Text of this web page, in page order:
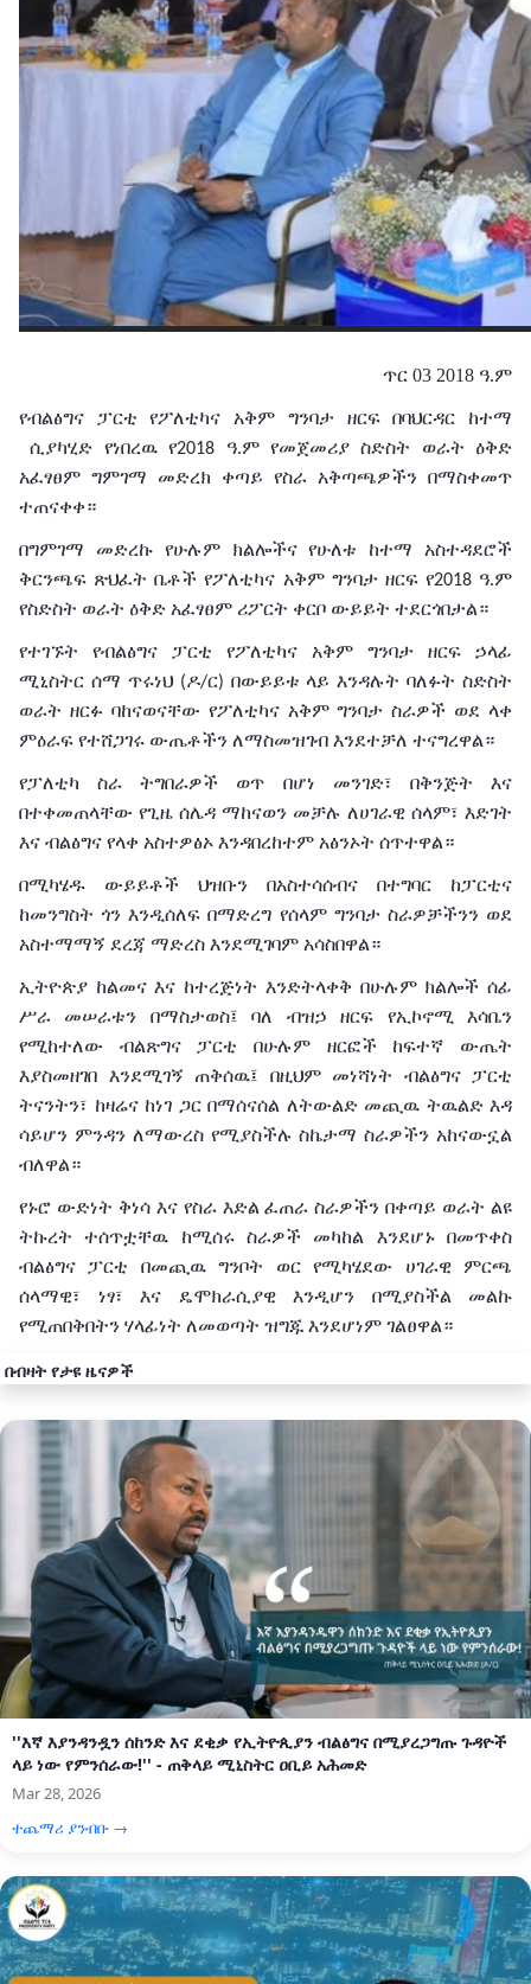
ጥር 03 2018 ዓ.ም
የብልፅግና ፓርቲ የፖለቲካና አቅም ግንባታ ዘርፍ በባህርዳር
ከተማ
ሲያካሂድ የነበረዉ የ2018 ዓ.ም የመጀመሪያ ስድስት ወራት
ዕቅድ
አፈፃፀም ግምገማ መድረክ ቀጣይ የስራ አቅጣጫዎችን በማስቀመጥ
ተጠናቀቀ።
በግምገማ መድረኩ የሁሉም ክልሎችና የሁለቱ ከተማ
አስተዳደሮች
ቅርንጫፍ ጽህፈት ቤቶች የፖለቲካና አቅም ግንባታ ዘርፍ የ2018 ዓ.ም
የስድስት ወራት ዕቅድ አፈፃፀም ሪፖርት ቀርቦ ውይይት ተደርጎበታል።
የተገኙት የብልፅግና ፓርቲ የፖለቲካና አቅም ግንባታ ዘርፍ
ኃላፊ
ሚኒስትር ሰማ ጥሩነህ(ዶ/ር) በውይይቱ ላይ እንዳሉትባለፉት ስድስት
ወራት ዘርፉ ባከናወናቸው የፖለቲካና አቅም ግንባታ ስራዎች ወደ ላቀ
ምዕራፍ የተሸጋገሩ ውጤቶችን ለማስመዝገብ እንደተቻለ ተናግረዋል።
የፓለቲካ ስራ ትግበራዎች ወጥ በሆነ መንገድ፣ በቅንጅት
እና
በተቀመጠላቸው የጊዜ ሰሌዳ ማከናወን መቻሉ ለሀገራዊ ሰላም፣ እድገት
እና ብልፅግና የላቀ አስተዎፅኦ እንዳበረከተም አፅንኦት ሰጥተዋል።
በሚካሄዱ ውይይቶች ህዝቡን በአስተሳሰብና በተግባር
ከፓርቲና
ከመንግስት ጎን እንዲሰለፍ በማድረግ የሰላም ግንባታ ስራዎቻችንን ወደ
አስተማማኝ ደረጃ ማድረስ እንደሚገባም አሳስበዋል።
ኢትዮጵያ ከልመና እና ከተረጅነት እንድትላቀቅ በሁሉም ክልሎች ሰፊ
ሥራ
መሠራቱን በማስታወስ፤ ባለ ብዝኃ ዘርፍ የኢኮኖሚ
እሳቤን
የሚከተለው
ብልጽግና ፓርቲ በሁሉም ዘርፎች ከፍተኛ
ውጤት
እያስመዘገበ እንደሚገኝ ጠቅሰዉ፤ በዚህም መነሻነት ብልፅግና
ፓርቲ
ትናንትን፣ ከዛሬና ከነገ ጋር በማሰናሰል ለትውልድ መጪዉ ትዉልድ እዳ
ሳይሆን ምንዳን ለማውረስ የሚያስችሉ ስኬታማ ስራዎችን አከናውኗል
ብለዋል።
የኑሮ ውድነት ቅነሳ እና የስራ እድል ፈጠራ ስራዎችን በቀጣይ ወራት ልዩ
ትኩረት
ተሰጥቷቸዉ ከሚሰሩ ስራዎች መካከል እንደሆኑ በመጥቀስ
ብልፅግና ፓርቲ በመጪዉ ግንቦት
ወር የሚካሄደው ሀገራዊ
ምርጫ
ሰላማዊ፣
ነፃ፣ እና ዴሞክራሲያዊ እንዲሆን
በሚያስችል መልኩ
የሚጠበቅበትን ሃላፊነት ለመወጣት ዝግጁ እንደሆነም ገልፀዋል።
በብዛት የታዩ ዜናዎች
''እኛ እያንዳንዷን ሰከንድ እና ደቂቃ የኢትዮጲያን ብልፅግና በሚያረጋግጡ ጉዳዮች
ላይ ነው የምንሰራው!'' - ጠቅላይ ሚኒስትር ዐቢይ አሕመድ
Mar 28, 2026
ተጨማሪ ያንብቡ →